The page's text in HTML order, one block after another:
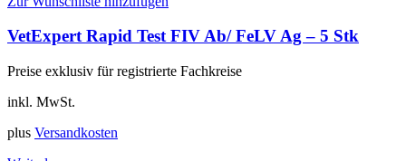
VetExpert Rapid Test FIV Ab/ FeLV Ag – 5 Stk
Preise exklusiv für registrierte Fachkreise
inkl. MwSt.
plus Versandkosten